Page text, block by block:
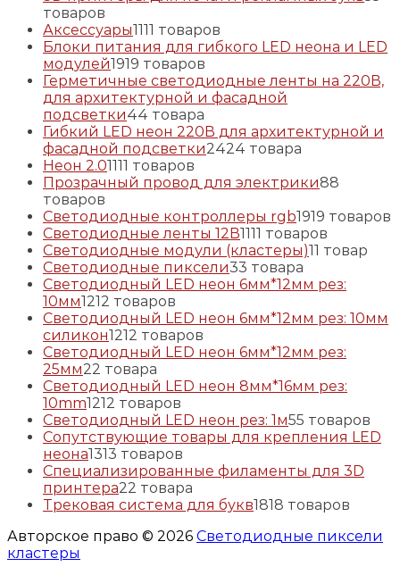
товаров
Аксессуары1111 товаров
Блоки питания для гибкого LED неона и LED
модулей1919 товаров
Герметичные светодиодные ленты на 220В,
для архитектурной и фасадной
подсветки44 товара
Гибкий LED неон 220В для архитектурной и
фасадной подсветки2424 товара
Неон 2.01111 товаров
Прозрачный провод для электрики88
товаров
Светодиодные контроллеры rgb1919 товаров
Светодиодные ленты 12В1111 товаров
Светодиодные модули (кластеры)11 товар
Светодиодные пиксели33 товара
Светодиодный LED неон 6мм*12мм рез:
10мм1212 товаров
Светодиодный LED неон 6мм*12мм рез: 10мм
силикон1212 товаров
Светодиодный LED неон 6мм*12мм рез:
25мм22 товара
Светодиодный LED неон 8мм*16мм рез:
10mm1212 товаров
Светодиодный LED неон рез: 1м55 товаров
Сопутствующие товары для крепления LED
неона1313 товаров
Специализированные филаменты для 3D
принтера22 товара
Трековая система для букв1818 товаров
Авторское право © 2026 Светодиодные пиксели
кластеры